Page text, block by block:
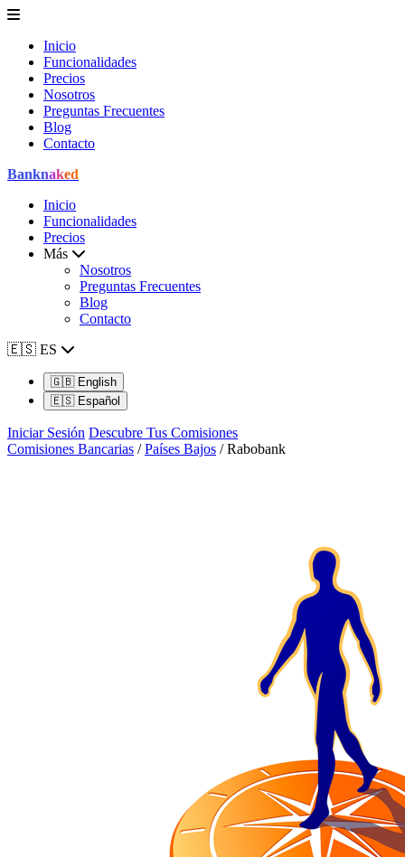
Inicio
Funcionalidades
Precios
Nosotros
Preguntas Frecuentes
Blog
Contacto
Banknaked
Inicio
Funcionalidades
Precios
Más
Nosotros
Preguntas Frecuentes
Blog
Contacto
🇪🇸 ES
🇬🇧English
🇪🇸Español
Iniciar Sesión Descubre Tus Comisiones
Comisiones Bancarias / Países Bajos / Rabobank